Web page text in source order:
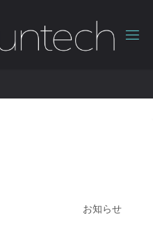
お知らせ